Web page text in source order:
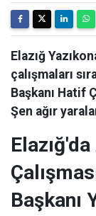
Elazığ
çalışmaları
Başkanı Hatif
Şen ağır
Başkanı